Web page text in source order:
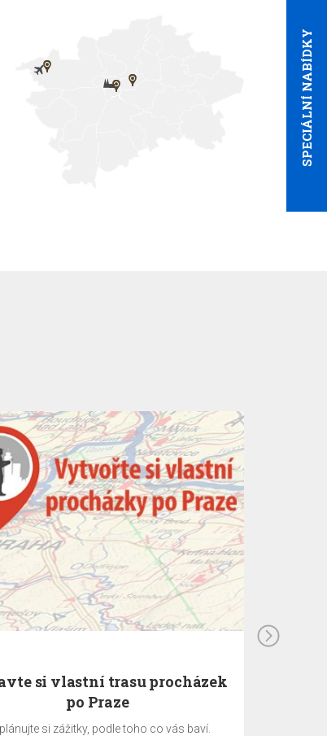
SPECIÁLNÍ NABÍDKY
si vlastní trasu procházek
po Praze
si zážitky, podle toho co vás baví.